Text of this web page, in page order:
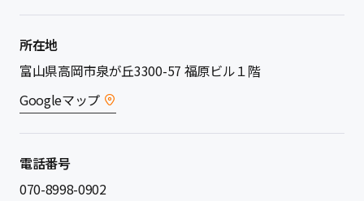
所在地
富山県高岡市泉が丘3300-57 福原ビル１階
Googleマップ
電話番号
070-8998-0902